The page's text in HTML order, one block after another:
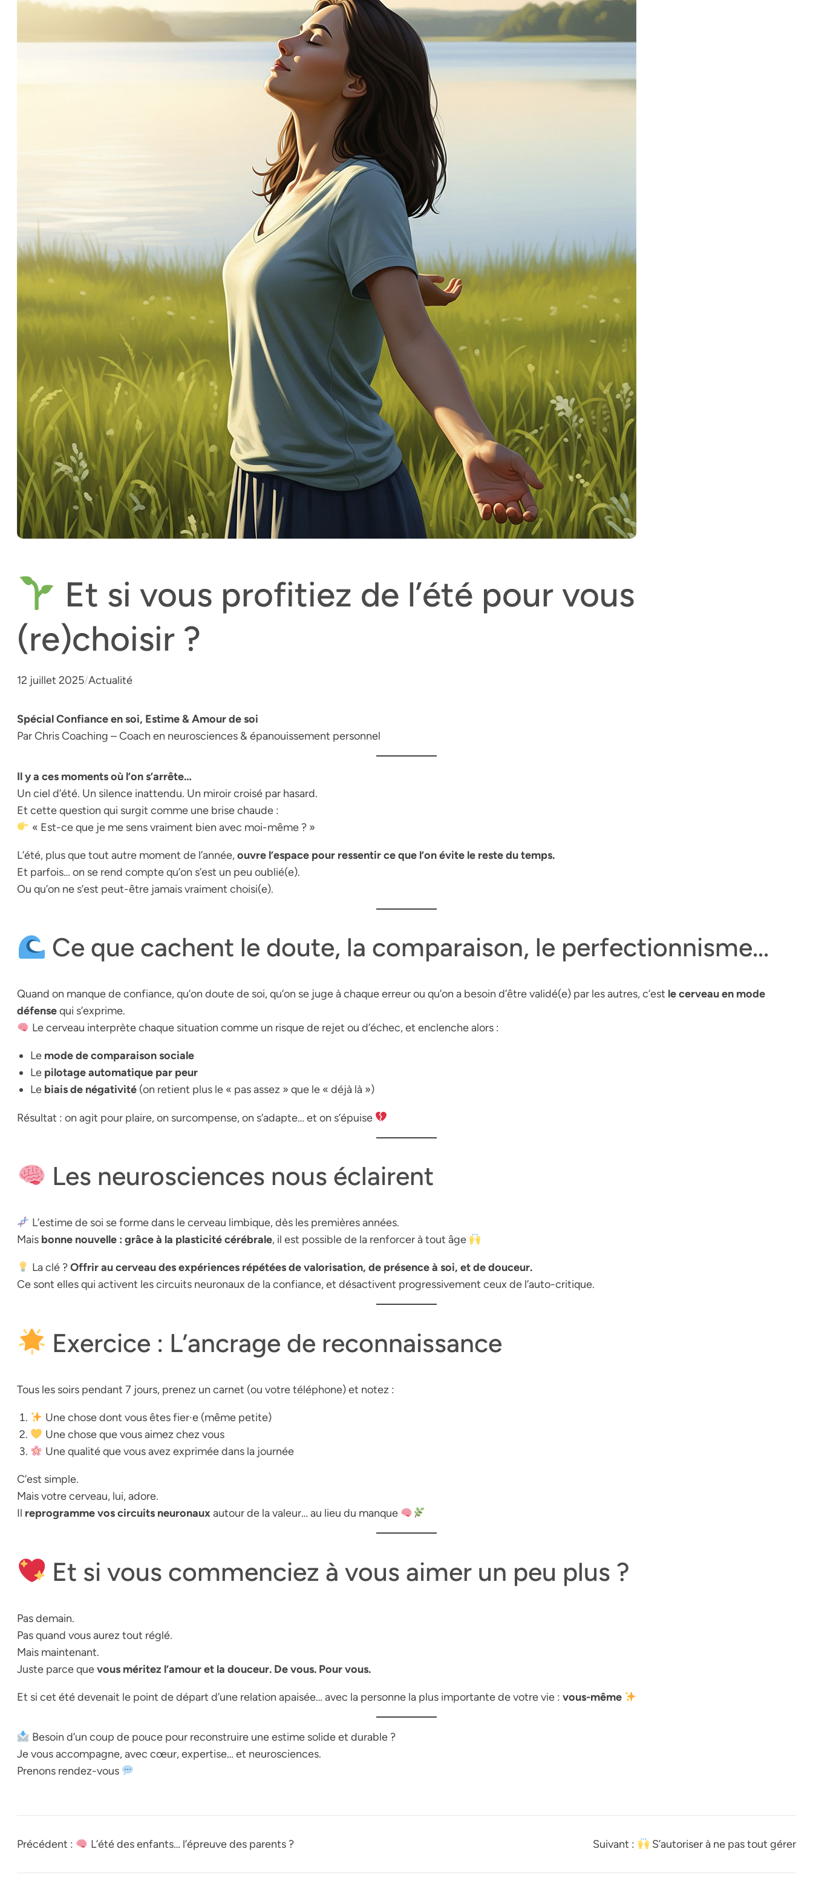
Et si vous profitiez de l’été pour vous
(re)choisir ?
12 juillet 2025/Actualité
Spécial Confiance en soi, Estime & Amour de soi
Par Chris Coaching – Coach en neurosciences & épanouissement personnel
Il y a ces moments où l’on s’arrête…
Un ciel d’été. Un silence inattendu. Un miroir croisé par hasard.
Et cette question qui surgit comme une brise chaude :
« Est-ce que je me sens vraiment bien avec moi-même ? »
L’été, plus que tout autre moment de l’année,ouvre l’espace pour ressentir ce que l’on évite le reste du temps.
Et parfois… on se rend compte qu’on s’est un peu oublié(e).
Ou qu’on ne s’est peut-être jamais vraiment choisi(e).
Ce que cachent le doute, la comparaison, le perfectionnisme…
Quand on manque de confiance, qu’on doute de soi, qu’on se juge à chaque erreur ou qu’on a besoin d’être validé(e) par les autres, c’est le cerveau en mode
défensequi s’exprime.
Le cerveau interprète chaque situation comme un risque de rejet ou d’échec, et enclenche alors :
Le mode de comparaison sociale
Le pilotage automatique par peur
Le biais de négativité (on retient plus le « pas assez » que le « déjà là »)
Résultat : on agit pour plaire, on surcompense, on s’adapte… et on s’épuise
Les neurosciences nous éclairent
L’estime de soi se forme dans le cerveau limbique, dès les premières années.
Mais bonne nouvelle : grâce à la plasticité cérébrale, il est possible de la renforcer à tout âge
La clé ?Offrir au cerveau des expériences répétées de valorisation, de présence à soi, et de douceur.
Ce sont elles qui activent les circuits neuronaux de la confiance, et désactivent progressivement ceux de l’auto-critique.
Exercice : L’ancrage de reconnaissance
Tous les soirs pendant 7 jours, prenez un carnet (ou votre téléphone) et notez :
Une chose dont vous êtes fier·e (même petite)
Une chose que vous aimez chez vous
Une qualité que vous avez exprimée dans la journée
C’est simple.
Mais votre cerveau, lui, adore.
Il reprogramme vos circuits neuronauxautour de la valeur… au lieu du manque
Et si vous commenciez à vous aimer un peu plus ?
Pas demain.
Pas quand vous aurez tout réglé.
Mais maintenant.
Juste parce quevous méritez l’amour et la douceur. De vous. Pour vous.
Et si cet été devenait le point de départ d’une relation apaisée… avec la personne la plus importante de votre vie : vous-même
Besoin d’un coup de pouce pour reconstruire une estime solide et durable ?
Je vous accompagne, avec cœur, expertise… et neurosciences.
Prenons rendez-vous
Précédent : L’été des enfants… l’épreuve des parents ? Suivant : S’autoriser à ne pas tout gérer